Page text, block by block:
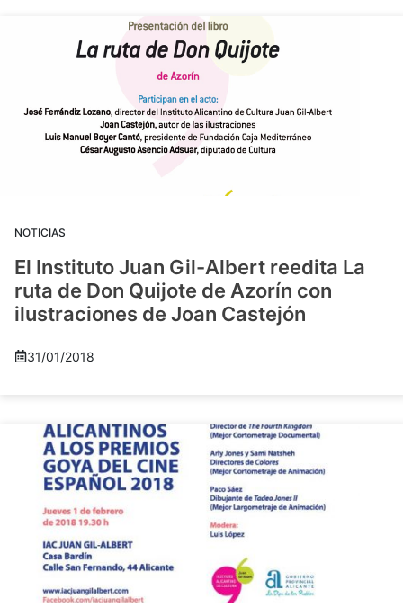
NOTICIAS
El Instituto Juan Gil-Albert reedita La
ruta de Don Quijote de Azorín con
ilustraciones de Joan Castejón
31/01/2018